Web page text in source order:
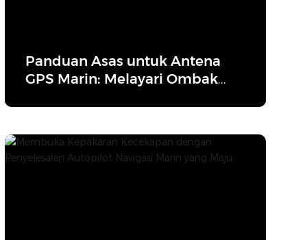
Panduan Asas untuk Antena
GPS Marin: Melayari Ombak